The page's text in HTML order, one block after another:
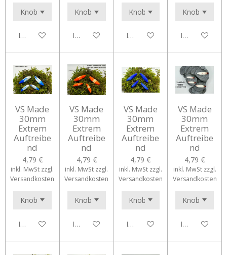
In den WarenkorbIn den WarenkorbIn den WarenkorbIn den
VS Made
30mm
Extrem
Auftreibe
nd
4,79 €
inkl. MwSt zzgl.
Versandkosten
In den Warenkorb
VS Made
30mm
Extrem
Auftreibe
nd
4,79 €
inkl. MwSt zzgl.
Versandkosten
In den Warenkorb
VS Made
30mm
Extrem
Auftreibe
nd
4,79 €
inkl. MwSt zzgl.
Versandkosten
In den Warenkorb
VS Made
30mm
Extrem
Auftreibe
nd
4,79 €
inkl. MwSt zzgl.
Versandkosten
In den